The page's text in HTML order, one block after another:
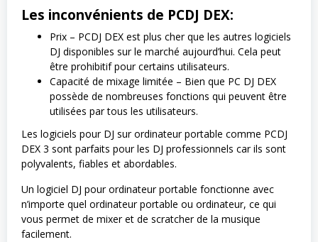
Les inconvénients de PCDJ DEX:
Prix – PCDJ DEX est plus cher que les autres logiciels
DJ disponibles sur le marché aujourd’hui. Cela peut
être prohibitif pour certains utilisateurs.
Capacité de mixage limitée – Bien que PC DJ DEX
possède de nombreuses fonctions qui peuvent être
utilisées par tous les utilisateurs.
Les logiciels pour DJ sur ordinateur portable comme PCDJ
DEX 3 sont parfaits pour les DJ professionnels car ils sont
polyvalents, fiables et abordables.
Un logiciel DJ pour ordinateur portable fonctionne avec
n’importe quel ordinateur portable ou ordinateur, ce qui
vous permet de mixer et de scratcher de la musique
facilement.